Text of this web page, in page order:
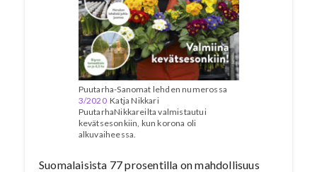
Puutarha-Sanomat lehden numerossa
3/2020 Katja Nikkari
PuutarhaNikkareilta valmistautui
kevätsesonkiin, kun korona oli
alkuvaiheessa.
Suomalaisista 77 prosentilla on mahdollisuus